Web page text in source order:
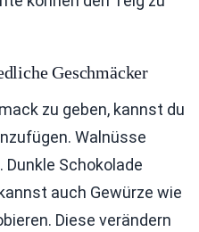
Geschmäcker
zu geben, kannst du
Walnüsse
Dunkle Schokolade
auch Gewürze wie
Diese verändern